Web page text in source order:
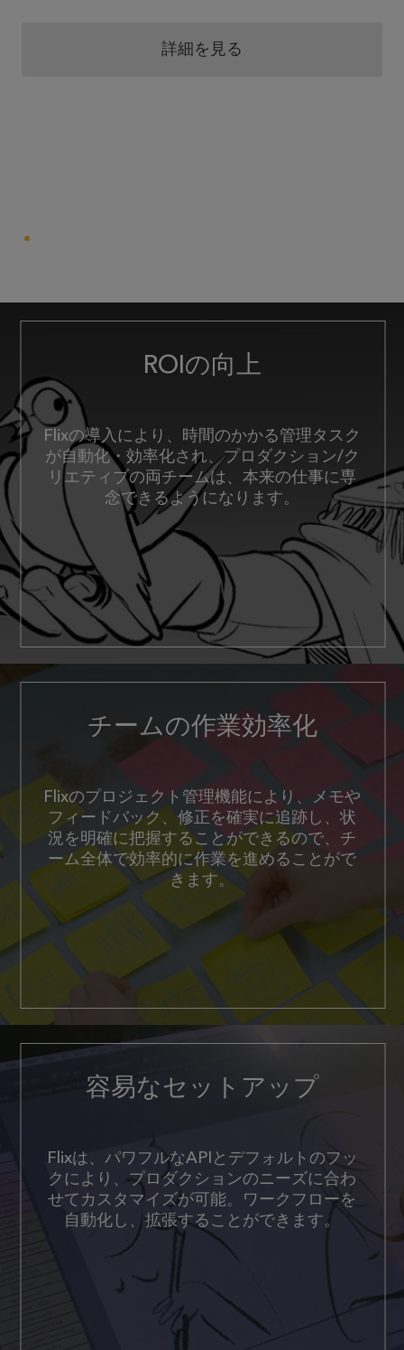
詳細を見る
ROIの向上
Flixの導入により、時間のかかる管理タスク
が自動化・効率化され、プロダクション/ク
リエティブの両チームは、本来の仕事に専
念できるようになります。
チームの作業効率化
Flixのプロジェクト管理機能により、メモや
フィードバック、修正を確実に追跡し、状
況を明確に把握することができるので、チ
ーム全体で効率的に作業を進めることがで
きます。
容易なセットアップ
Flixは、パワフルなAPIとデフォルトのフッ
クにより、プロダクションのニーズに合わ
せてカスタマイズが可能。ワークフローを
自動化し、拡張することができます。